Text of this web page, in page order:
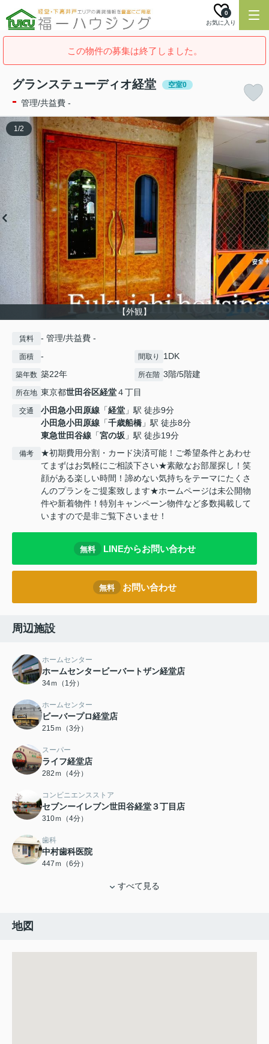
お気に入り
0
この物件の募集は終了しました。
グランステューディオ経堂 空室0
- 管理/共益費 -
【外観】
1/2
賃料 - 管理/共益費 -
面積 - 間取り 1DK
築年数 築22年 所在階 3階/5階建
所在地 東京都世田谷区経堂４丁目
交通 小田急小田原線 「経堂 」駅 徒歩9分
小田急小田原線 「千歳船橋 」駅 徒歩8分
東急世田谷線 「宮の坂 」駅 徒歩19分
備考
★初期費用分割・カード決済可能！ご希望条件とあわせ
てまずはお気軽にご相談下さい★素敵なお部屋探し！笑
顔がある楽しい時間！諦めない気持ちをテーマにたくさ
んのプランをご提案致します★ホームページは未公開物
件や新着物件！特別キャンペーン物件など多数掲載して
いますので是非ご覧下さいませ！
無料 LINEからお問い合わせ
無料 お問い合わせ
周辺施設
ホームセンター
ホームセンタービーバートザン経堂店
34ｍ（1分）
ホームセンター
ビーバープロ経堂店
215ｍ（3分）
スーパー
ライフ経堂店
282ｍ（4分）
コンビニエンスストア
セブンーイレブン世田谷経堂３丁目店
310ｍ（4分）
歯科
中村歯科医院
447ｍ（6分）
すべて見る
地図